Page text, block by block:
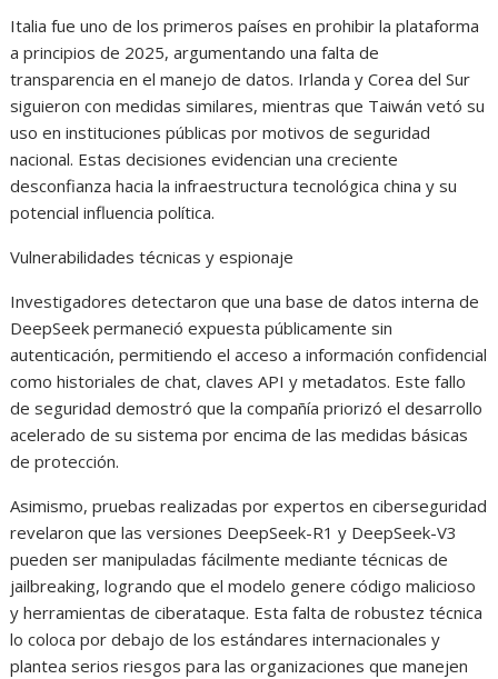
Italia fue uno de los primeros países en prohibir la plataforma
a principios de 2025, argumentando una falta de
transparencia en el manejo de datos. Irlanda y Corea del Sur
siguieron con medidas similares, mientras que Taiwán vetó su
uso en instituciones públicas por motivos de seguridad
nacional. Estas decisiones evidencian una creciente
desconfianza hacia la infraestructura tecnológica china y su
potencial influencia política.
Vulnerabilidades técnicas y espionaje
Investigadores detectaron que una base de datos interna de
DeepSeek permaneció expuesta públicamente sin
autenticación, permitiendo el acceso a información confidencial
como historiales de chat, claves API y metadatos. Este fallo
de seguridad demostró que la compañía priorizó el desarrollo
acelerado de su sistema por encima de las medidas básicas
de protección.
Asimismo, pruebas realizadas por expertos en ciberseguridad
revelaron que las versiones DeepSeek-R1 y DeepSeek-V3
pueden ser manipuladas fácilmente mediante técnicas de
jailbreaking, logrando que el modelo genere código malicioso
y herramientas de ciberataque. Esta falta de robustez técnica
lo coloca por debajo de los estándares internacionales y
plantea serios riesgos para las organizaciones que manejen